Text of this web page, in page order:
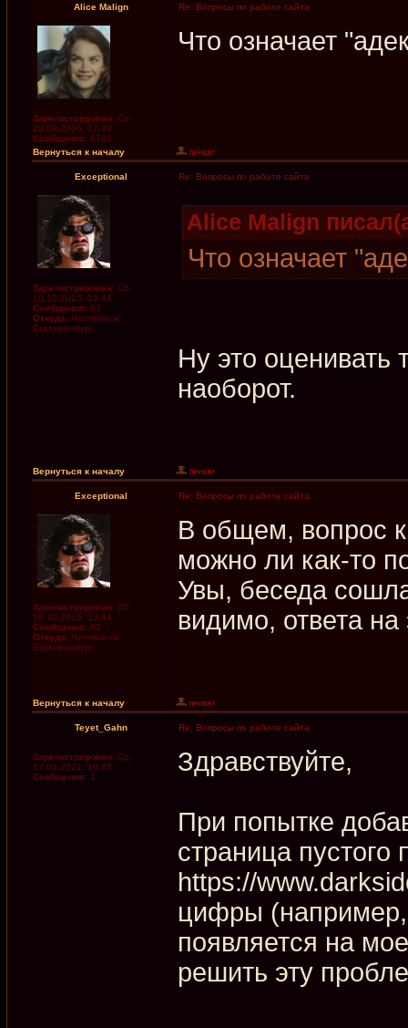
Alice Malign Re: Вопросы по работе сайта
Зарегистрирован: Ср
20.09.2006, 07:38
Сообщения: 6781
Что означает
Вернуться к началу
Exceptional Re: Вопросы по работе сайта
Зарегистрирован: Сб
10.10.2015, 13:44
Сообщения: 63
Откуда: Челябинск/
Екатеринбург
Alice Malign
Что означает
Ну это оценивать
наоборот.
Вернуться к началу
Exceptional Re: Вопросы по работе сайта
Зарегистрирован: Сб
10.10.2015, 13:44
Сообщения: 63
Откуда: Челябинск/
Екатеринбург
В общем, вопрос
можно ли как-то
Увы, беседа
видимо, ответа
Вернуться к началу
Teyet_Gahn Re: Вопросы по работе сайта
Зарегистрирован: Ср
17.03.2021, 10:26
Сообщения: 1
Здравствуйте,
При попытке
страница
https://
цифры (например,
появляется на
решить эту